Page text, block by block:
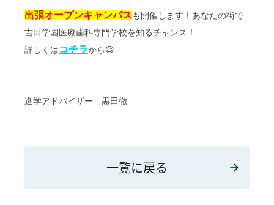
出張オープンキャンパスも開催します！あなたの街で
吉田学園医療歯科専門学校を知るチャンス！
詳しくはコチラから😄
進学アドバイザー 黒田徹
一覧に戻る